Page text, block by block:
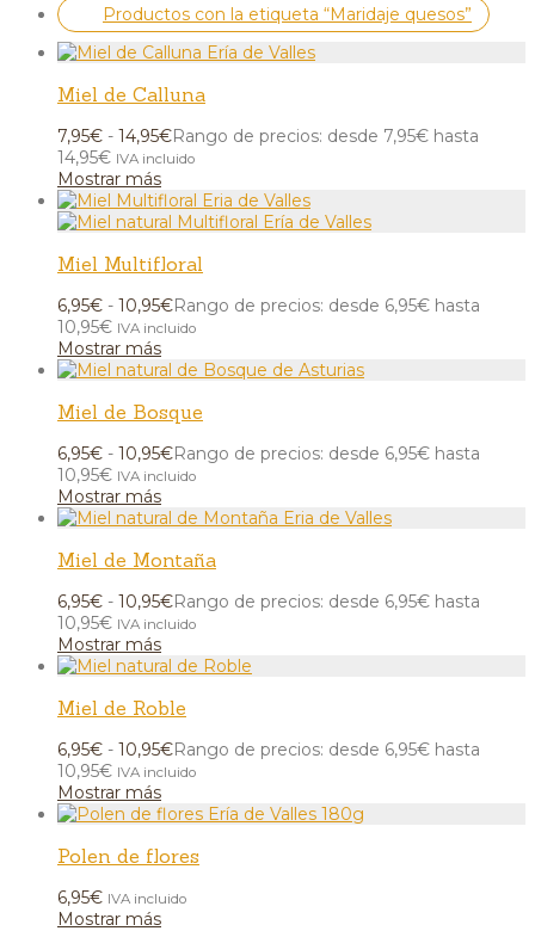
Productos con la etiqueta “Maridaje quesos”
Miel de Calluna
7,95€ - 14,95€Rango de precios: desde 7,95€ hasta
14,95€ IVA incluido
Mostrar más
Miel Multifloral
6,95€ - 10,95€Rango de precios: desde 6,95€ hasta
10,95€ IVA incluido
Mostrar más
Miel de Bosque
6,95€ - 10,95€Rango de precios: desde 6,95€ hasta
10,95€ IVA incluido
Mostrar más
Miel de Montaña
6,95€ - 10,95€Rango de precios: desde 6,95€ hasta
10,95€ IVA incluido
Mostrar más
Miel de Roble
6,95€ - 10,95€Rango de precios: desde 6,95€ hasta
10,95€ IVA incluido
Mostrar más
Polen de flores
6,95€ IVA incluido
Mostrar más